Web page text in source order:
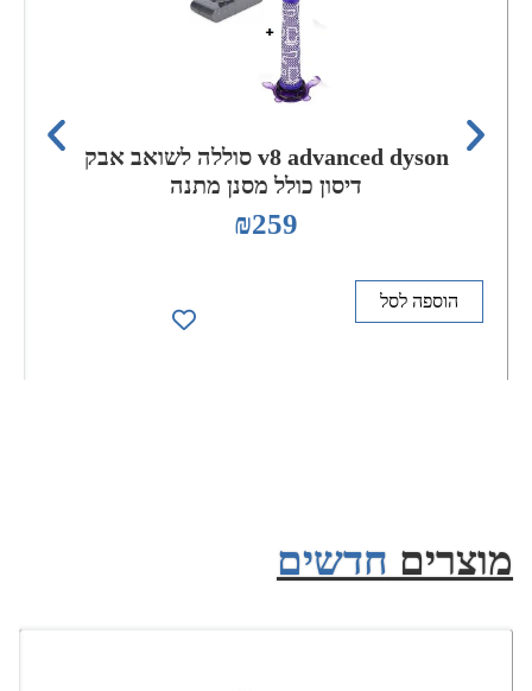
v8 advanced dyson סוללה לשואב אבק
דיסון כולל מסנן מתנה
₪259
הוספה לסל
מוצרים חדשים